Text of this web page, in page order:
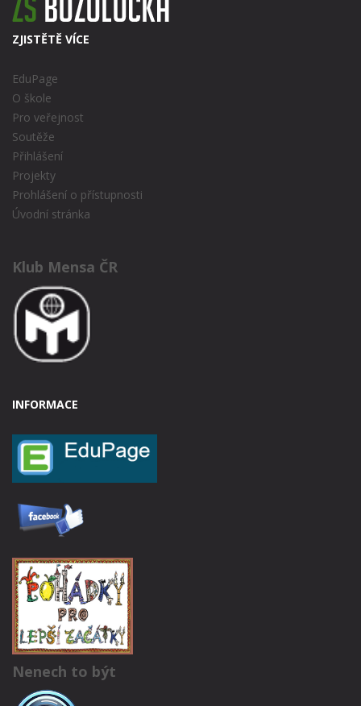
ZJISTĚTĚ VÍCE
EduPage
O škole
Pro veřejnost
Soutěže
Přihlášení
Projekty
Prohlášení o přístupnosti
Úvodní stránka
Klub Mensa ČR
INFORMACE
Nenech to být